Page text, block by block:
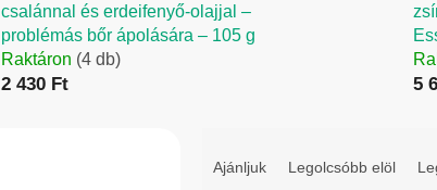
csalánnal és erdeifenyő-olajjal –
problémás bőr ápolására – 105 g
Raktáron (4 db)
2 430 Ft 5
eAjánljuk Legolcsóbb elöl